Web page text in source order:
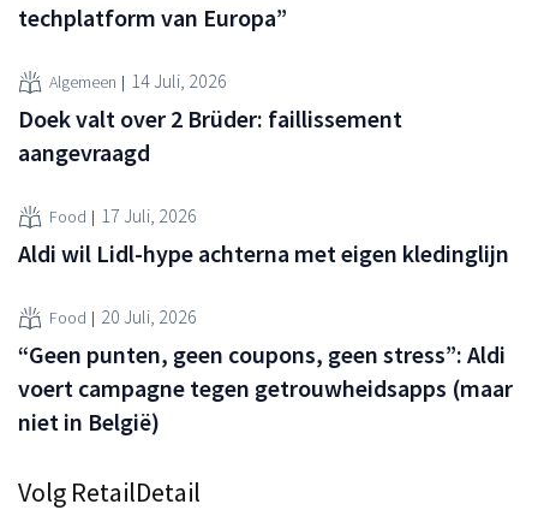
techplatform van Europa”
Algemeen 14 Juli, 2026
Doek valt over 2 Brüder: faillissement
aangevraagd
Food 17 Juli, 2026
Aldi wil Lidl-hype achterna met eigen kledinglijn
Food 20 Juli, 2026
“Geen punten, geen coupons, geen stress”: Aldi
voert campagne tegen getrouwheidsapps (maar
niet in België)
Volg RetailDetail